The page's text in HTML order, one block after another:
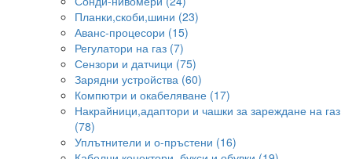
Планки,скоби,шини (23)
Аванс-процесори (15)
Регулатори на газ (7)
Сензори и датчици (75)
Зарядни устройства (60)
Компютри и окабеляване (17)
Накрайници,адаптори и чашки за зареждане на газ
(78)
Уплътнители и о-пръстени (16)